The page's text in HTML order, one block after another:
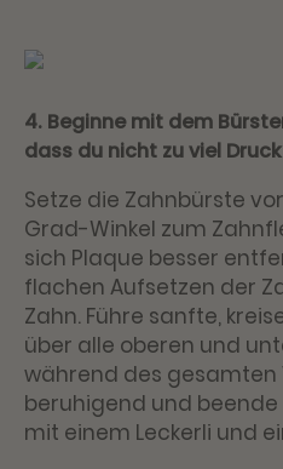
4. Beginne mit dem
dass du nicht zu viel
Setze die Zahnbürste
Grad-Winkel zum
sich Plaque besser
flachen Aufsetzen der
Zahn. Führe sanfte,
über alle oberen und
während des
beruhigend und
mit einem Leckerli und